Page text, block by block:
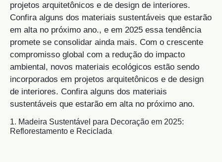
projetos arquitetônicos e de design de interiores.
Confira alguns dos materiais sustentáveis que estarão
em alta no próximo ano., e em 2025 essa tendência
promete se consolidar ainda mais. Com o crescente
compromisso global com a redução do impacto
ambiental, novos materiais ecológicos estão sendo
incorporados em projetos arquitetônicos e de design
de interiores. Confira alguns dos materiais
sustentáveis que estarão em alta no próximo ano.
1. Madeira Sustentável para Decoração em 2025:
Reflorestamento e Reciclada